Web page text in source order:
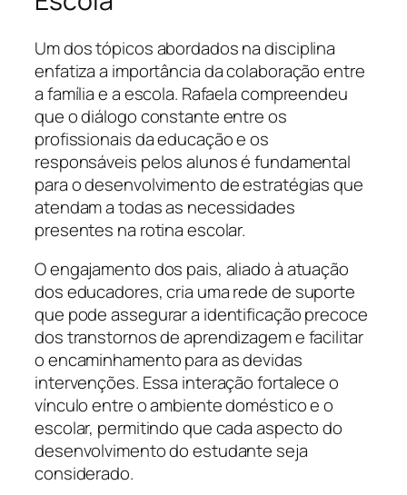
Um dos tópicos abordados na disciplina
enfatiza a importância da colaboração entre
a família e a escola. Rafaela compreendeu
que o diálogo constante entre os
profissionais da educação e os
responsáveis pelos alunos é fundamental
para o desenvolvimento de estratégias que
atendam a todas as necessidades
presentes na rotina escolar.
O engajamento dos pais, aliado à atuação
dos educadores, cria uma rede de suporte
que pode assegurar a identificação precoce
dos transtornos de aprendizagem e facilitar
o encaminhamento para as devidas
intervenções. Essa interação fortalece o
vínculo entre o ambiente doméstico e o
escolar, permitindo que cada aspecto do
desenvolvimento do estudante seja
considerado.